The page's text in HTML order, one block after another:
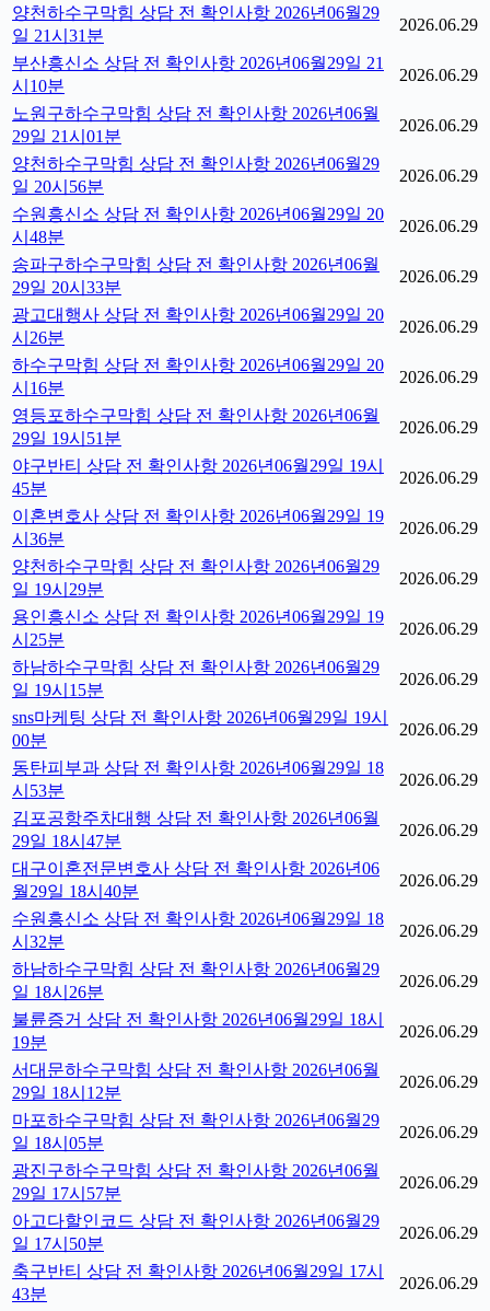
양천하수구막힘 상담 전 확인사항 2026년06월29
일 21시31분
2026.06.29
부산흥신소 상담 전 확인사항 2026년06월29일 21
시10분
2026.06.29
노원구하수구막힘 상담 전 확인사항 2026년06월
29일 21시01분
2026.06.29
양천하수구막힘 상담 전 확인사항 2026년06월29
일 20시56분
2026.06.29
수원흥신소 상담 전 확인사항 2026년06월29일 20
시48분
2026.06.29
송파구하수구막힘 상담 전 확인사항 2026년06월
29일 20시33분
2026.06.29
광고대행사 상담 전 확인사항 2026년06월29일 20
시26분
2026.06.29
하수구막힘 상담 전 확인사항 2026년06월29일 20
시16분
2026.06.29
영등포하수구막힘 상담 전 확인사항 2026년06월
29일 19시51분
2026.06.29
야구반티 상담 전 확인사항 2026년06월29일 19시
45분
2026.06.29
이혼변호사 상담 전 확인사항 2026년06월29일 19
시36분
2026.06.29
양천하수구막힘 상담 전 확인사항 2026년06월29
일 19시29분
2026.06.29
용인흥신소 상담 전 확인사항 2026년06월29일 19
시25분
2026.06.29
하남하수구막힘 상담 전 확인사항 2026년06월29
일 19시15분
2026.06.29
sns마케팅 상담 전 확인사항 2026년06월29일 19시
00분
2026.06.29
동탄피부과 상담 전 확인사항 2026년06월29일 18
시53분
2026.06.29
김포공항주차대행 상담 전 확인사항 2026년06월
29일 18시47분
2026.06.29
대구이혼전문변호사 상담 전 확인사항 2026년06
월29일 18시40분
2026.06.29
수원흥신소 상담 전 확인사항 2026년06월29일 18
시32분
2026.06.29
하남하수구막힘 상담 전 확인사항 2026년06월29
일 18시26분
2026.06.29
불륜증거 상담 전 확인사항 2026년06월29일 18시
19분
2026.06.29
서대문하수구막힘 상담 전 확인사항 2026년06월
29일 18시12분
2026.06.29
마포하수구막힘 상담 전 확인사항 2026년06월29
일 18시05분
2026.06.29
광진구하수구막힘 상담 전 확인사항 2026년06월
29일 17시57분
2026.06.29
아고다할인코드 상담 전 확인사항 2026년06월29
일 17시50분
2026.06.29
축구반티 상담 전 확인사항 2026년06월29일 17시
43분
2026.06.29